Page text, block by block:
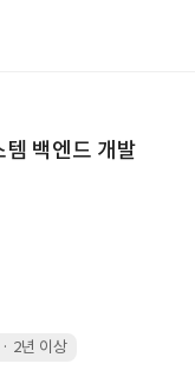
백엔드 개발
2년 이상